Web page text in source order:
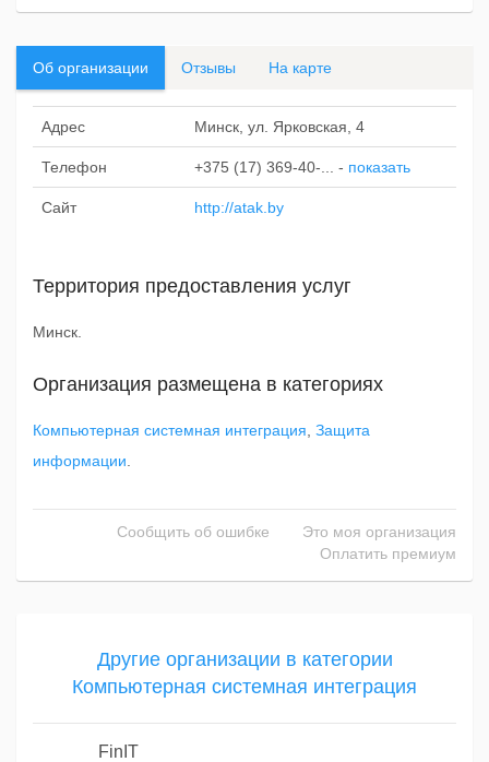
Об организации Отзывы На карте
Адрес Минск, ул. Ярковская, 4
Телефон +375 (17) 369-40-... - показать
Сайт http://atak.by
Территория предоставления услуг
Минск.
Организация размещена в категориях
Компьютерная системная интеграция Защита
информации
Сообщить об ошибке
Это моя организация
Оплатить премиум
Другие организации в категории
Компьютерная системная интеграция
FinIT